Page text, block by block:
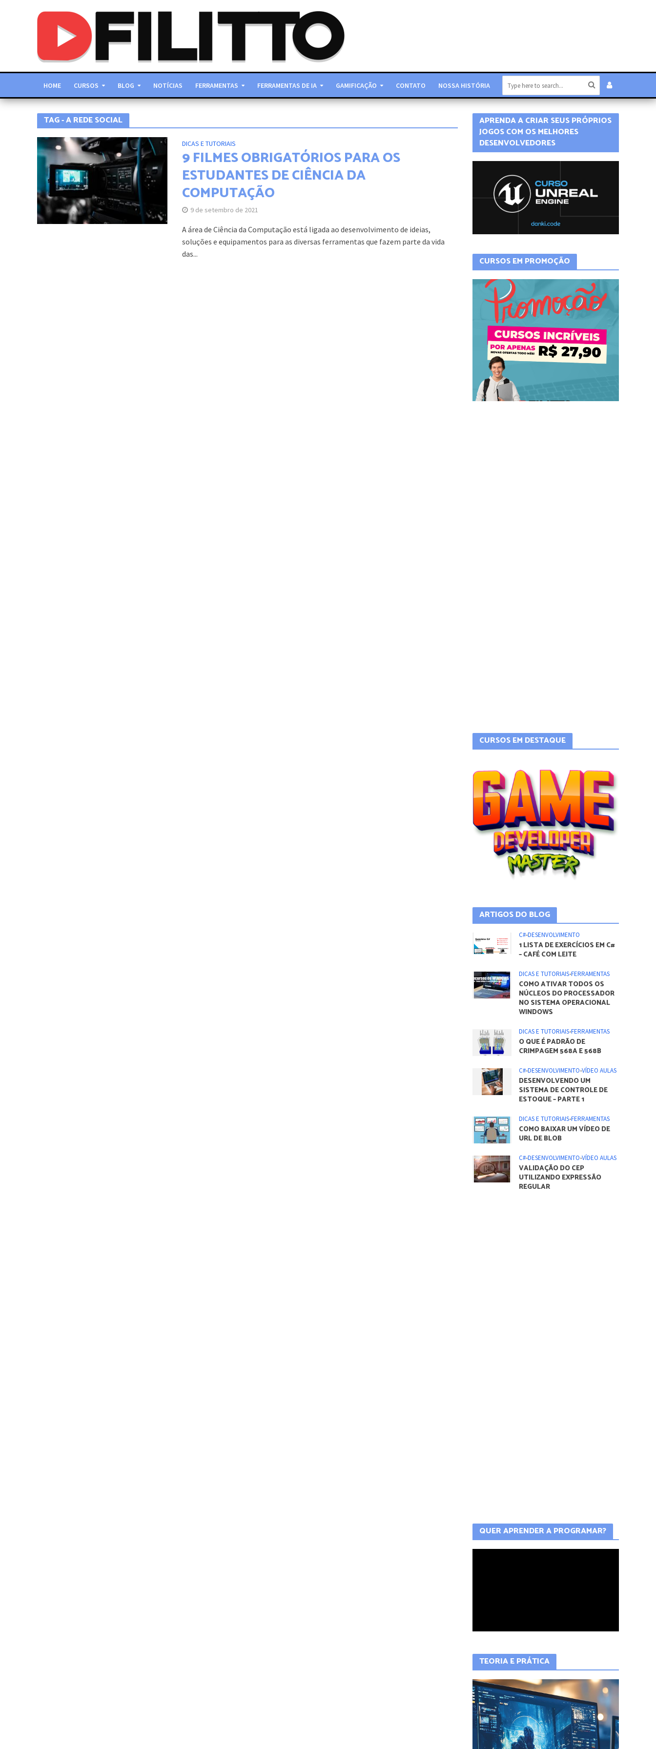
HOME CURSOS BLOG NOTÍCIAS FERRAMENTAS FERRAMENTAS DE IA GAMIFICAÇÃO CONTATO NOSSA HISTÓRIA
TAG - A REDE SOCIAL
DICAS E TUTORIAIS
9 FILMES OBRIGATÓRIOS PARA OS
ESTUDANTES DE CIÊNCIA DA
COMPUTAÇÃO
9 de setembro de 2021
A área de Ciência da Computação está ligada ao desenvolvimento de ideias,
soluções e equipamentos para as diversas ferramentas que fazem parte da vida
das...
APRENDA A CRIAR SEUS PRÓPRIOS
JOGOS COM OS MELHORES
DESENVOLVEDORES
CURSOS EM PROMOÇÃO
CURSOS EM DESTAQUE
ARTIGOS DO BLOG
C#•DESENVOLVIMENTO
1 LISTA DE EXERCÍCIOS EM C#
– CAFÉ COM LEITE
DICAS E TUTORIAIS•FERRAMENTAS
COMO ATIVAR TODOS OS
NÚCLEOS DO PROCESSADOR
NO SISTEMA OPERACIONAL
WINDOWS
DICAS E TUTORIAIS•FERRAMENTAS
O QUE É PADRÃO DE
CRIMPAGEM 568A E 568B
C#•DESENVOLVIMENTO•VÍDEO AULAS
DESENVOLVENDO UM
SISTEMA DE CONTROLE DE
ESTOQUE – PARTE 1
DICAS E TUTORIAIS•FERRAMENTAS
COMO BAIXAR UM VÍDEO DE
URL DE BLOB
C#•DESENVOLVIMENTO•VÍDEO AULAS
VALIDAÇÃO DO CEP
UTILIZANDO EXPRESSÃO
REGULAR
QUER APRENDER A PROGRAMAR?
TEORIA E PRÁTICA